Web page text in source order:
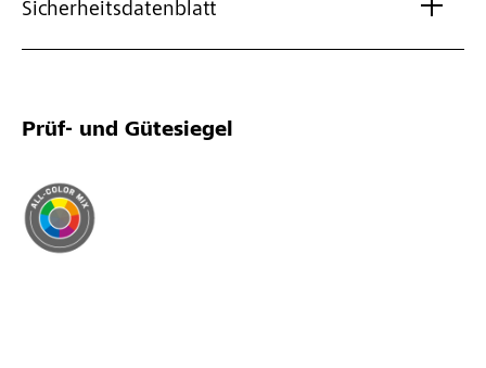
Sicherheitsdatenblatt
Prüf- und Gütesiegel